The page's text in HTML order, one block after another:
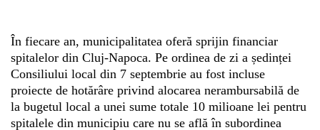
Pinterest
Whatsapp
În fiecare an, municipalitatea oferă sprijin financiar
spitalelor din Cluj-Napoca. Pe ordinea de zi a ședinței
Consiliului local din 7 septembrie au fost incluse
proiecte de hotărâre privind alocarea nerambursabilă de
la bugetul local a unei sume totale 10 milioane lei pentru
spitalele din municipiu care nu se află în subordinea